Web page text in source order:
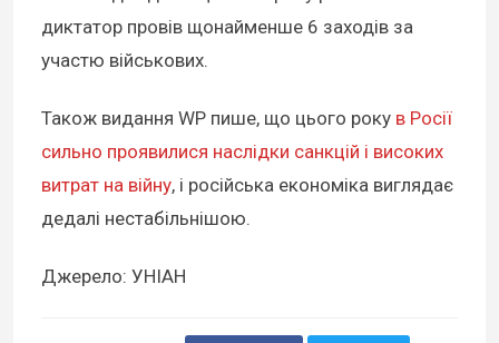
диктатор провів щонайменше 6 заходів за
участю військових.
Також видання WP пише, що цього року в Росії
сильно проявилися наслідки санкцій і високих
витрат на війну, і російська економіка виглядає
дедалі нестабільнішою.
Джерело: УНІАН